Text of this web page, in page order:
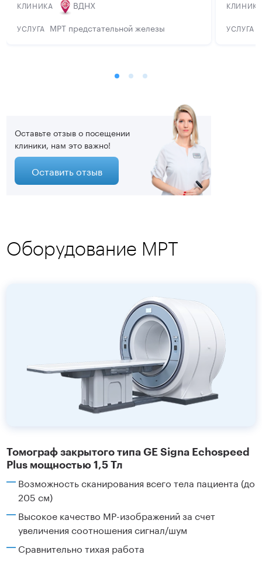
КЛИНИКА ВДНХ
УСЛУГА МРТ предстательной железы
в
этого
КЛИНИКА
УСЛУГА
Оставьте отзыв о посещении
клиники, нам это важно!
Оставить отзыв
Оборудование МРТ
Томограф закрытого типа GE Signa Echospeed
Plus мощностью 1,5 Тл
Возможность сканирования всего тела пациента (до
205 см)
Высокое качество МР-изображений за счет
увеличения соотношения сигнал/шум
Сравнительно тихая работа